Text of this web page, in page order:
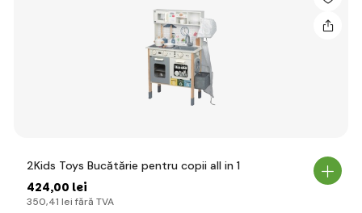
2Kids Toys Bucătărie pentru copii all in 1
424,00 lei
350,41 lei fără TVA